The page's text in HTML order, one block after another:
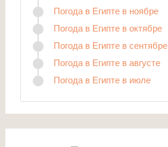
Погода в Египте в ноябре
Погода в Египте в октябре
Погода в Египте в сентябре
Погода в Египте в августе
Погода в Египте в июле